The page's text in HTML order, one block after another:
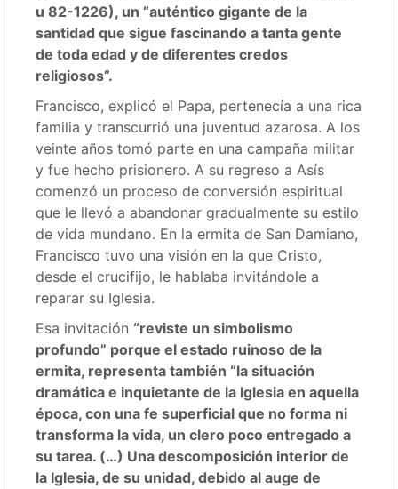
u 82-1226), un “auténtico gigante de la
santidad que sigue fascinando a tanta gente
de toda edad y de diferentes credos
religiosos”.
Francisco, explicó el Papa, pertenecía a una rica
familia y transcurrió una juventud azarosa. A los
veinte años tomó parte en una campaña militar
y fue hecho prisionero. A su regreso a Asís
comenzó un proceso de conversión espiritual
que le llevó a abandonar gradualmente su estilo
de vida mundano. En la ermita de San Damiano,
Francisco tuvo una visión en la que Cristo,
desde el crucifijo, le hablaba invitándole a
reparar su Iglesia.
Esa invitación “reviste un simbolismo
profundo” porque el estado ruinoso de la
ermita, representa también “la situación
dramática e inquietante de la Iglesia en aquella
época, con una fe superficial que no forma ni
transforma la vida, un clero poco entregado a
su tarea. (…) Una descomposición interior de
la Iglesia, de su unidad, debido al auge de